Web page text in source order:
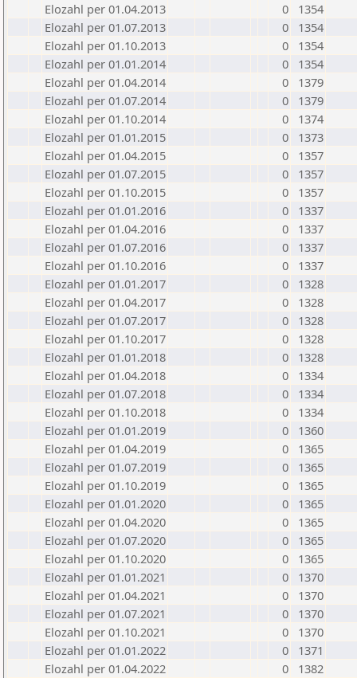
Elozahl per 01.04.2013
0
1354
Elozahl per 01.07.2013
0
1354
Elozahl per 01.10.2013
0
1354
Elozahl per 01.01.2014
0
1354
Elozahl per 01.04.2014
0
1379
Elozahl per 01.07.2014
0
1379
Elozahl per 01.10.2014
0
1374
Elozahl per 01.01.2015
0
1373
Elozahl per 01.04.2015
0
1357
Elozahl per 01.07.2015
0
1357
Elozahl per 01.10.2015
0
1357
Elozahl per 01.01.2016
0
1337
Elozahl per 01.04.2016
0
1337
Elozahl per 01.07.2016
0
1337
Elozahl per 01.10.2016
0
1337
Elozahl per 01.01.2017
0
1328
Elozahl per 01.04.2017
0
1328
Elozahl per 01.07.2017
0
1328
Elozahl per 01.10.2017
0
1328
Elozahl per 01.01.2018
0
1328
Elozahl per 01.04.2018
0
1334
Elozahl per 01.07.2018
0
1334
Elozahl per 01.10.2018
0
1334
Elozahl per 01.01.2019
0
1360
Elozahl per 01.04.2019
0
1365
Elozahl per 01.07.2019
0
1365
Elozahl per 01.10.2019
0
1365
Elozahl per 01.01.2020
0
1365
Elozahl per 01.04.2020
0
1365
Elozahl per 01.07.2020
0
1365
Elozahl per 01.10.2020
0
1365
Elozahl per 01.01.2021
0
1370
Elozahl per 01.04.2021
0
1370
Elozahl per 01.07.2021
0
1370
Elozahl per 01.10.2021
0
1370
Elozahl per 01.01.2022
0
1371
Elozahl per 01.04.2022
0
1382